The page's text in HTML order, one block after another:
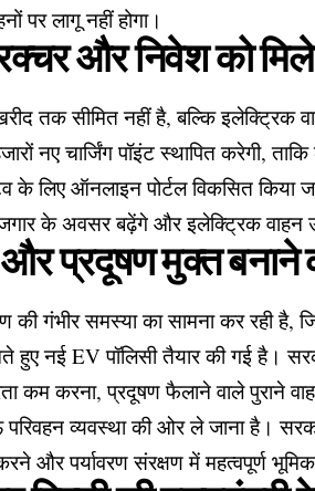
पर लागू नहीं होगा।
और निवेश को
तक सीमित नहीं है, बल्कि इलेक्ट्रिक
नए चार्जिंग पॉइंट स्थापित करेगी,
लिए ऑनलाइन पोर्टल विकसित किया
के अवसर बढ़ेंगे और इलेक्ट्रिक वाहन
और प्रदूषण मुक्त बनाने
गंभीर समस्या का सामना कर रही है,
हुए नई EV पॉलिसी तैयार की गई है।
कम करना, प्रदूषण फैलाने वाले पुराने
परिवहन व्यवस्था की ओर ले जाना है।
और पर्यावरण संरक्षण में महत्वपूर्ण